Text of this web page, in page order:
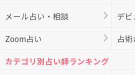
メール占い・相談 デ
Zoom占い 占
カテゴリ別占い師ランキング